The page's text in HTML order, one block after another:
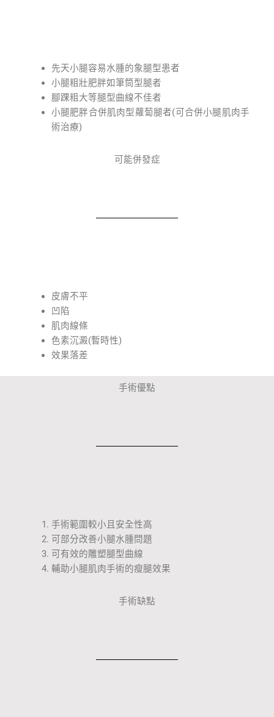
先天小腿容易水腫的象腿型患者
小腿粗壯肥胖如筆筒型腿者
腳踝粗大等腿型曲線不佳者
小腿肥胖合併肌肉型蘿蔔腿者(可合併小腿肌肉手
術治療)
可能併發症
皮膚不平
凹陷
肌肉線條
色素沉澱(暫時性)
效果落差
手術優點
手術範圍較小且安全性高
可部分改善小腿水腫問題
可有效的雕塑腿型曲線
輔助小腿肌肉手術的瘦腿效果
手術缺點